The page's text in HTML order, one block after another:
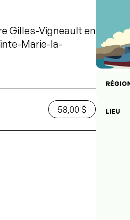
Gilles-Vigneault en
Marie-la-
58,00 $ LIEU